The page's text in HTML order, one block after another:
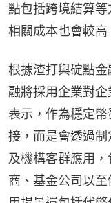
點包括跨境結算
相關成本也會較高
根據渣打與碇點
融將採用企業對
表示，作為穩定
接，而是會透過
及機構客群應用
商、基金公司以